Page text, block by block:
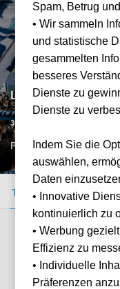
Lazio Rom vs AC
30.05.2027
FCO, IT
Tickets kaufen
Verfügbare
Spam, Betrug
• Wir sammeln
und statistische
gesammelten
besseres
Dienste zu
Dienste zu
Indem Sie die
auswählen,
Daten
• Innovative
kontinuierlich zu
• Werbung
Effizienz zu
• Individuelle
Präferenzen